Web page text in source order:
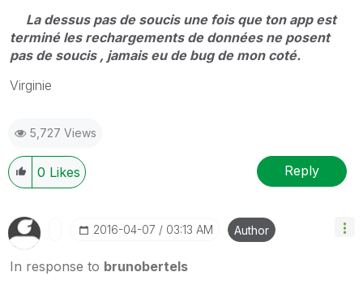
La dessus pas de soucis une fois que ton app est
terminé les rechargements de données ne posent
pas de soucis , jamais eu de bug de mon coté.
Virginie
5,727 Views
0 Likes Reply
‎2016-04-07 03:13 AM Author
In response to brunobertels